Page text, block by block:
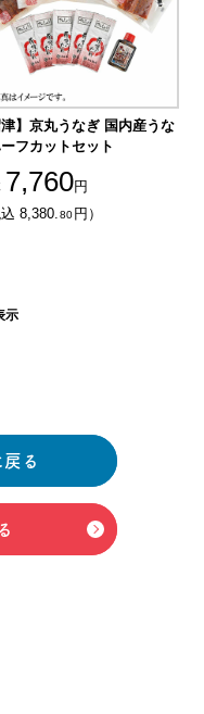
津】京丸うなぎ 国内産うな
フカットセット
7,760円
込 8,380.80 円）
示
る